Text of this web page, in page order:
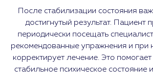
После стабилизации состояния
достигнутый результат. Пациент
периодически посещать
рекомендованные упражнения и при
корректирует лечение. Это
стабильное психическое состояние